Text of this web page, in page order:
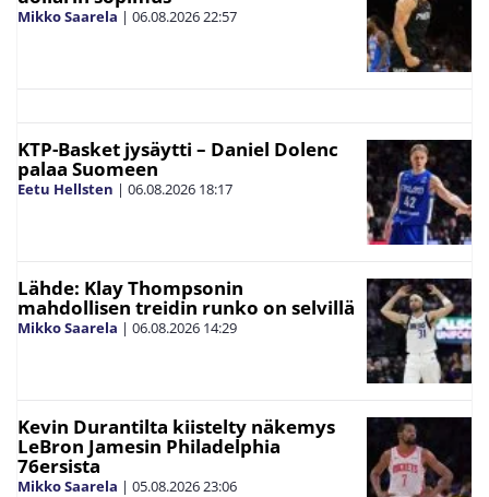
Mikko Saarela | 06.08.202622:57
KTP-Basket jysäytti – Daniel Dolenc
palaa Suomeen
Eetu Hellsten | 06.08.2026 18:17
Lähde: Klay Thompsonin
mahdollisen treidin runko on selvillä
Mikko Saarela | 06.08.2026 14:29
Kevin Durantilta kiistelty näkemys
LeBron Jamesin Philadelphia
76ersista
Mikko Saarela | 05.08.202623:06